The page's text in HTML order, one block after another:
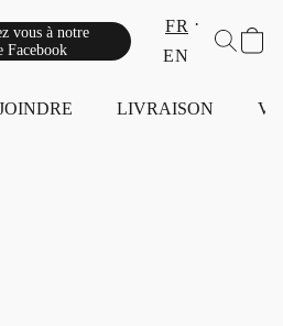
vous à notre
Facebook
FR
EN
LIVRAISON